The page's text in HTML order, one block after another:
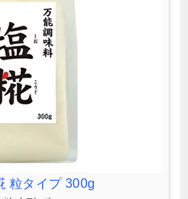
粒タイプ 300g